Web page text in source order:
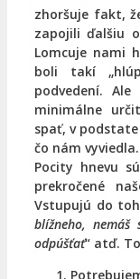
zhoršuje fakt,
zapojili ďalšiu
Lomcuje nami
boli takí
podvedení.
minimálne
spať, v
čo nám
Pocity hnevu
prekročené
Vstupujú do
blížneho,
odpúšťať“ atď.